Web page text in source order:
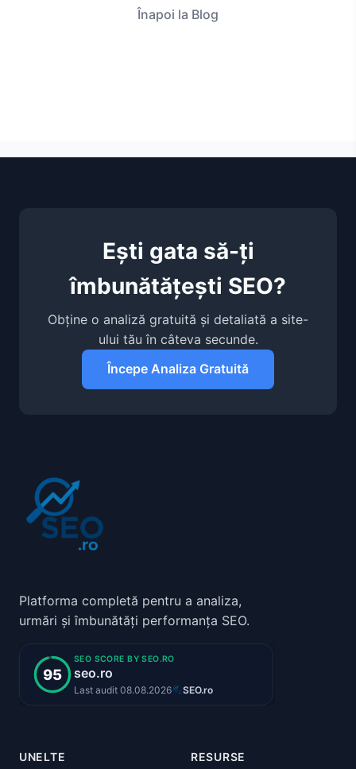
Înapoi la Blog
Ești gata să-ți
îmbunătățești SEO?
Obține o analiză gratuită și detaliată a site-
ului tău în câteva secunde.
Începe Analiza Gratuită
Platforma completă pentru a analiza,
urmări și îmbunătăți performanța SEO.
UNELTE RESURSE